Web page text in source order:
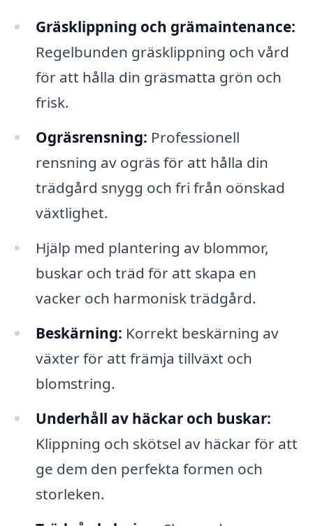
Gräsklippning och grämaintenance:
Regelbunden gräsklippning och vård
för att hålla din gräsmatta grön och
frisk.
Ogräsrensning: Professionell
rensning av ogräs för att hålla din
trädgård snygg och fri från oönskad
växtlighet.
Hjälp med plantering av blommor,
buskar och träd för att skapa en
vacker och harmonisk trädgård.
Beskärning: Korrekt beskärning av
växter för att främja tillväxt och
blomstring.
Underhåll av häckar och buskar:
Klippning och skötsel av häckar för att
ge dem den perfekta formen och
storleken.